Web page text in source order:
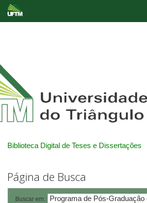
Biblioteca Digital de Teses e Dissertações
Página de Busca
Buscar em: